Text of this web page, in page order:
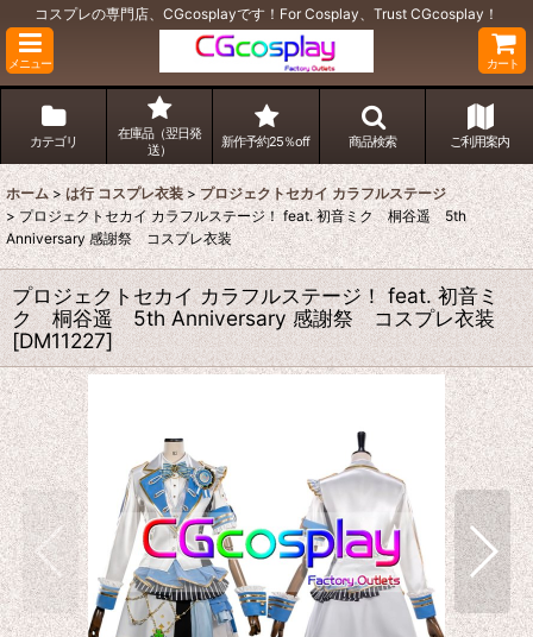
コスプレの専門店、CGcosplayです！For Cosplay、Trust CGcosplay！
メニュー カート
カテゴリ
在庫品（翌日発
送）
新作予約25％off 商品検索 ご利用案内
ホーム > は行 コスプレ衣装 > プロジェクトセカイ カラフルステージ
> プロジェクトセカイ カラフルステージ！ feat. 初音ミク 桐谷遥 5th
Anniversary 感謝祭 コスプレ衣装
プロジェクトセカイ カラフルステージ！ feat. 初音ミ
ク 桐谷遥 5th Anniversary 感謝祭 コスプレ衣装
[DM11227]